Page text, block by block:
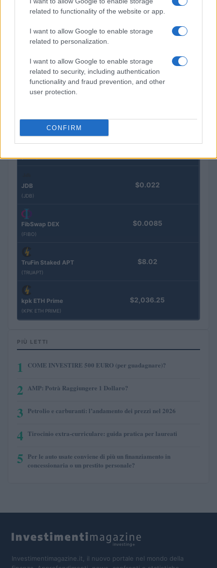
related to functionality of the website or app.
I want to allow Google to enable storage
related to personalization.
I want to allow Google to enable storage
related to security, including authentication
functionality and fraud prevention, and other
user protection.
CONFIRM
Morpho Vault
(STEAKEURCV)
$100,000,000,000,000.00
Epoch Island
(EPOCH)
$0.032
(STINJ)
(VXOR)
$3,407.11
JDB
(JDB)
$0.022
FibSwap DEX
(FIBO)
$0.0085
TruFin Staked APT
(TRUAPT)
$8.02
kpk ETH Prime
(KPK ETH PRIME)
$2,036.25
PIÙ LETTI
1 COME INVESTIRE 500 EURO (per guadagnare)?
2 AMP: Potrà Raggiungere 1 Dollaro?
3 Petrolio e carburanti: l’andamento dei prezzi nel 2026
4 Tirocinio extra-curriculare: guida pratica per laureati
5 Per le auto usate conviene di più un finanziamento in
concessionaria o un prestito personale?
Investimentimagazine.it, il nuovo portale nel mondo della